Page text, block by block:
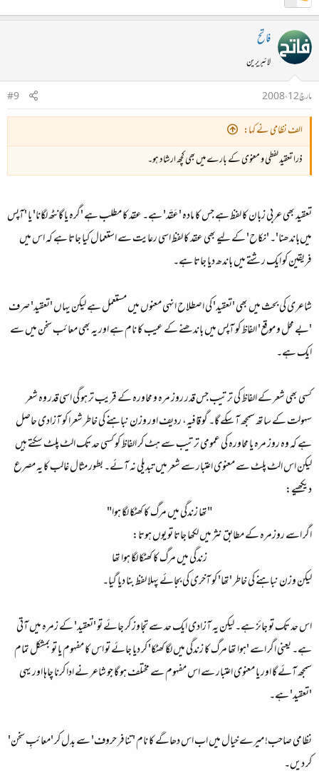
عرض کرتا چلوں کہ 'تنافر' اور 'غرابت' دونوں ہی 'معائب سخن' میں شمار کیے جاتے ہیں۔
فاتح
لائبریرین
مارچ 12، 2008
#9
الف نظامی نے کہا:
ذرا تعقید لفظی و معنوی کے بارے میں بھی کچھ ارشاد ہو۔
تعقید بھی عربی زبان کا لفظ ہے جس کا مادہ 'عَقَد' ہے۔ عقد کا مطلب ہے 'گرہ یا گانٹھ لگانا' یا 'آپس
میں‌باندھنا'۔ 'نکاح' کے لیے بھی عقد کا لفظ اسی رعایت سے استعمال کیا جاتا ہے کہ اس میں
فریقین کو ایک رشتے میں باندھ دیا جاتا ہے۔
شاعری کی بحث میں بھی 'تعقید' کی اصطلاح انہی معنوں میں مستعمل ہے لیکن یہاں 'تعقید' صرف
'بے محل و موقع' الفاظ کو آپس میں باندھنے کے عیب کا نام ہے اور یہ بھی معائب سخن میں سے
ایک ہے۔
کسی بھی شعر کے الفاظ کی ترتیب جس قدر روز مرہ و محاورہ کے قریب تر ہو گی اسی قدر وہ شعر
سہولت کے ساتھ سمجھ آ سکے گا۔ گو قافیہ، ردیف اور وزن نباہنے کی خاطر شعرا کو آزادی حاصل
ہے کہ وہ روز مرہ یا محاورہ کی عمومی ترتیب سے ہٹ کر الفاظ کو کسی حد تک الٹ پلٹ سکتے ہیں
لیکن اس الٹ پلٹ سے معنوی اعتبار سے شعر میں تبدیلی نہ آئے۔ بطور مثال غالب کا یہ مصرع
دیکھیے:
"تھا زندگی میں مرگ کا کھٹکا لگا ہوا"​
اگر اسے روزمرہ کے مطابق نثر میں لکھا جاتا تو یوں ہوتا:
زندگی میں مرگ کا کھٹکا لگا ہوا تھا​
لیکن وزن نباہنے کی خاطر 'تھا' کو آخری کی بجائے پہلا لفظ بنا دیا گیا۔
اس حد تک تو جائز ہے۔ لیکن یہ آزادی ایک حد سے تجاوز کر جائے تو 'تعقید' کے زمرہ میں آتی
ہے۔ یعنی اگر اسے 'ہوا تھا مرگ کا زندگی میں لگا کھٹکا' کر دیا جائے تو اس کا مفہوم یا تو بمشکل تمام
سمجھ آئے گا اور یا معنوی اعتبار سے اس مفہوم سے مختلف ہو گا جو شاعر نے ادا کرنا چاہا اور یہی
'تعقید' ہے۔
نظامی صاحب! میرے خیال میں اب اس دھاگے کا نام 'تنافر حروف' سے بدل کر 'معائبِ سخن'
کر دیں۔